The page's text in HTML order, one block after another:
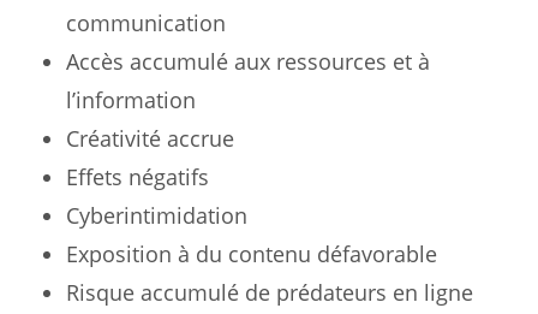
communication
Accès accumulé aux ressources et à
l’information
Créativité accrue
Effets négatifs
Cyberintimidation
Exposition à du contenu défavorable
Risque accumulé de prédateurs en ligne